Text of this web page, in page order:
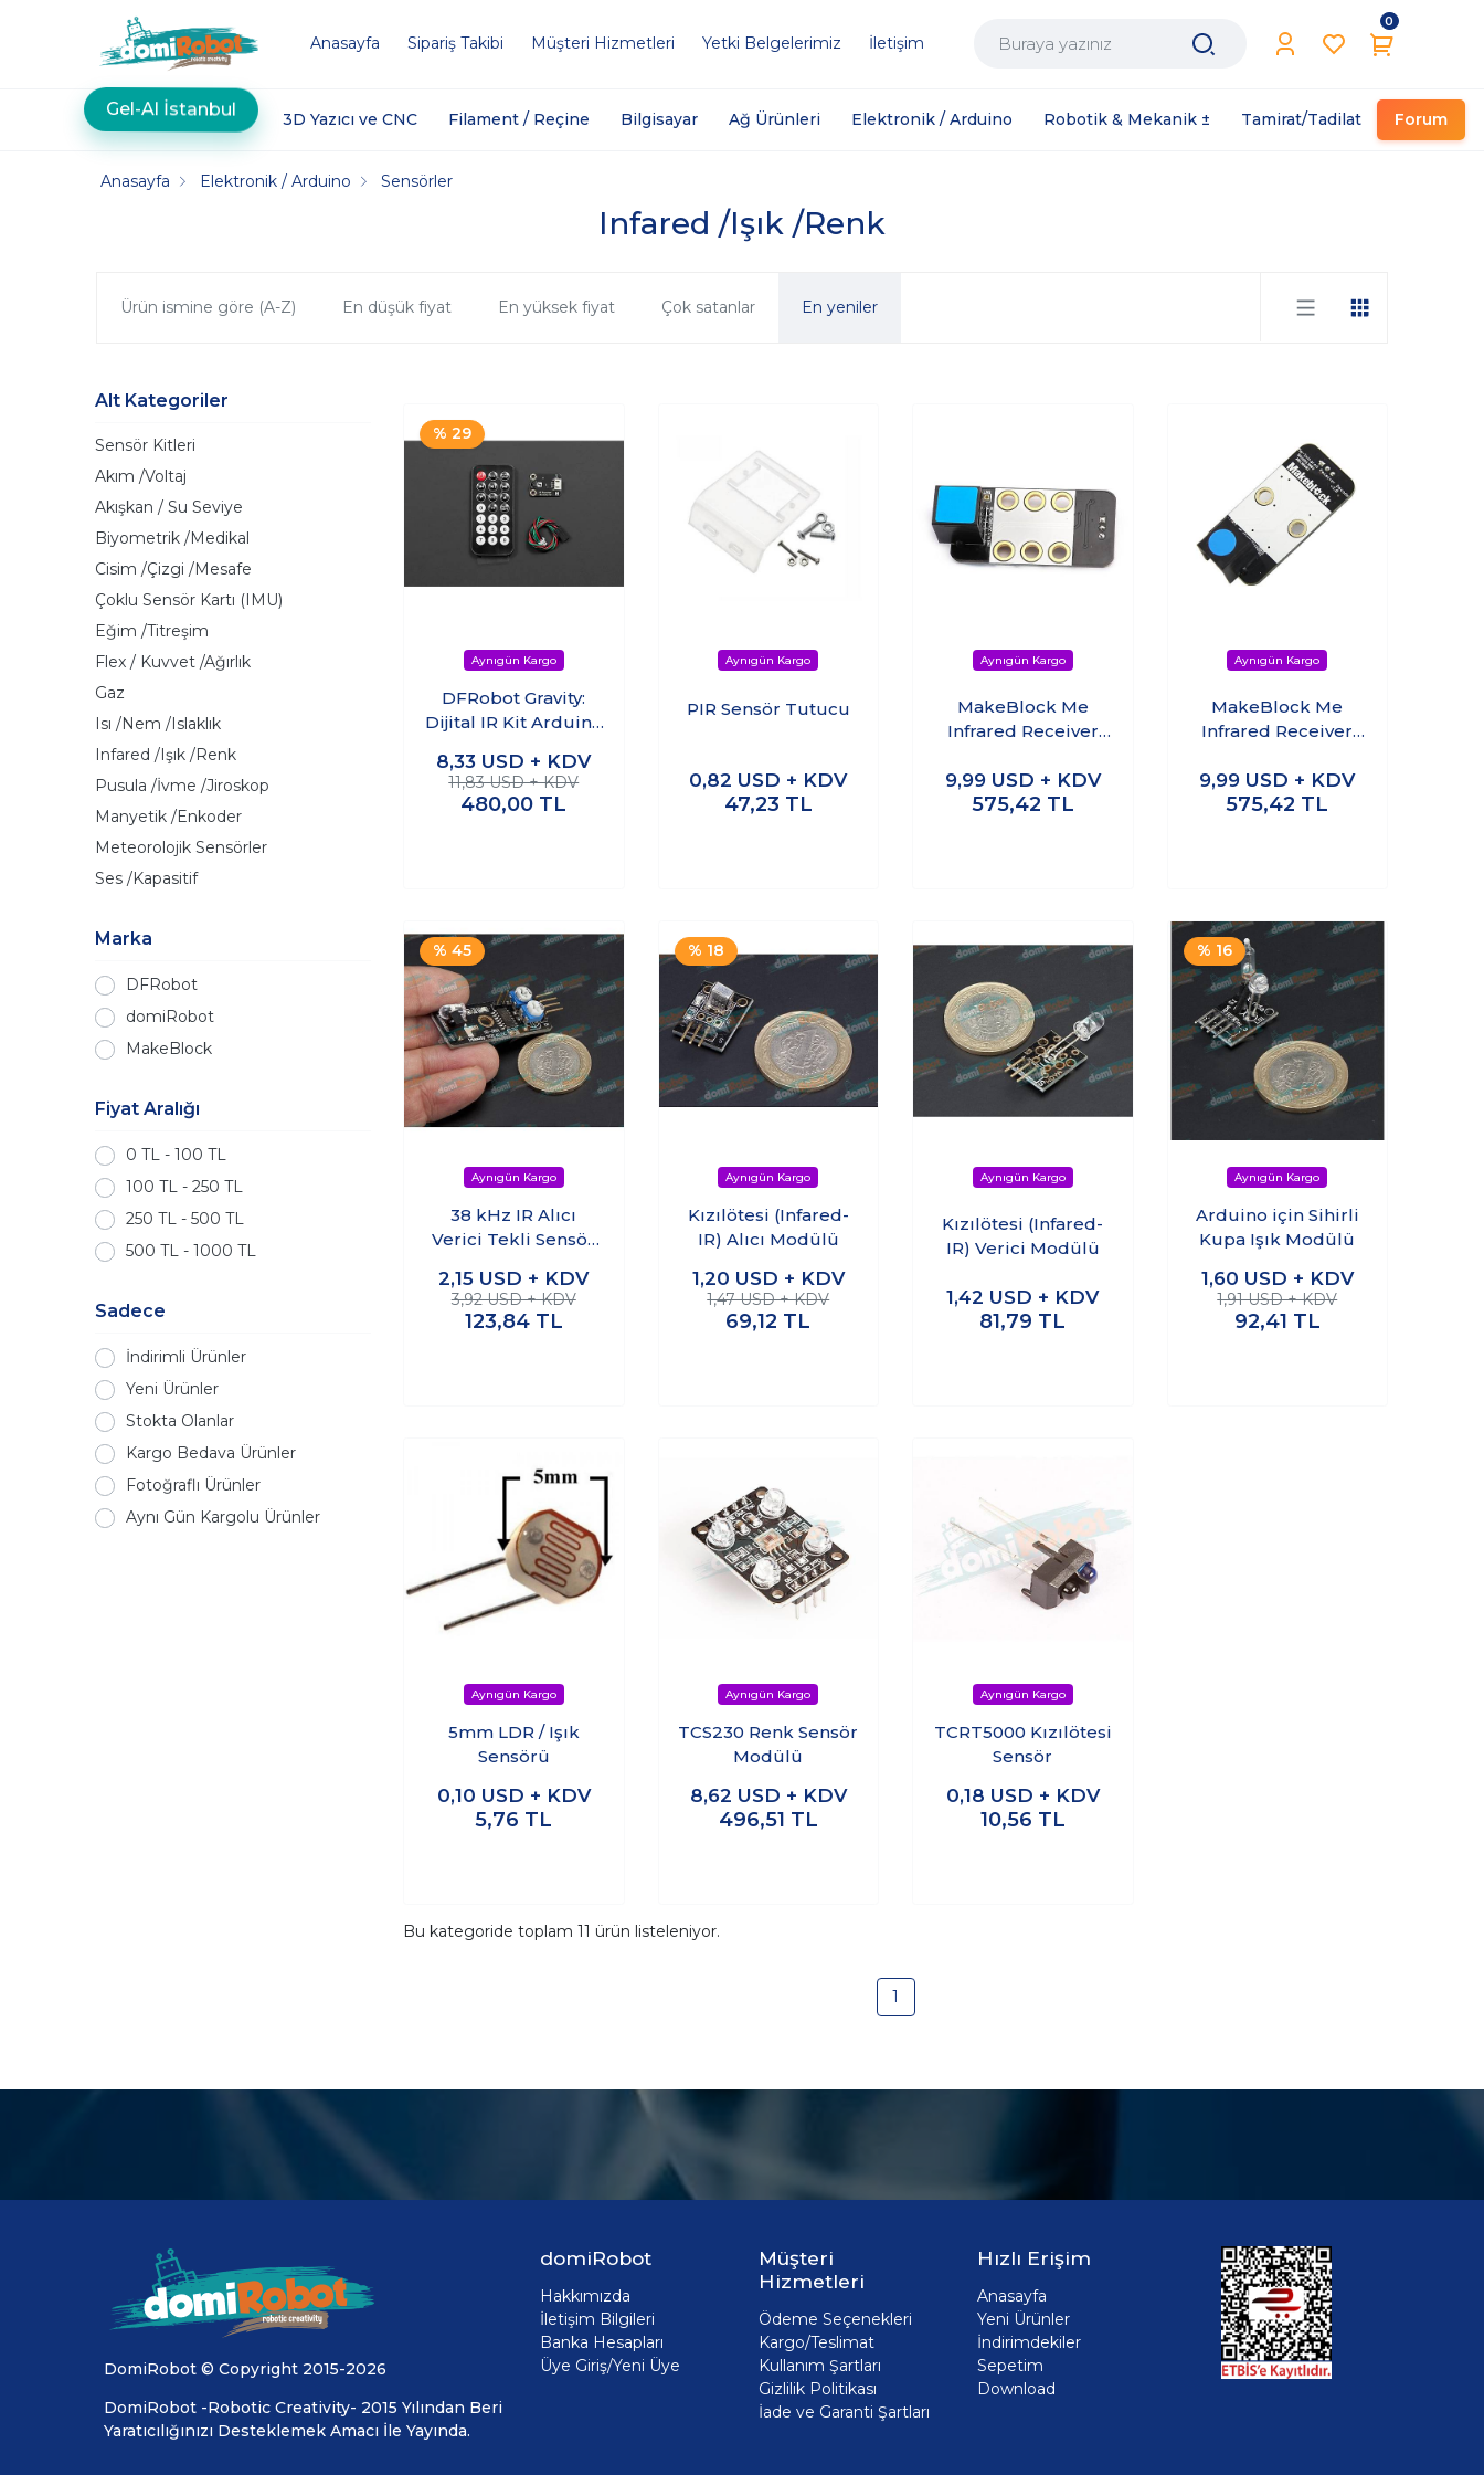
Anasayfa Sipariş Takibi Müşteri Hizmetleri Yetki Belgelerimiz İletişim
0
Gel-Al İstanbul 3D Yazıcı ve CNC Filament / Reçine Bilgisayar Ağ Ürünleri Elektronik / Arduino Robotik & Mekanik ± Tamirat/Tadilat Forum
Infared /Işık /Renk
Anasayfa Elektronik / Arduino Sensörler
Ürün ismine göre (A-Z) En düşük fiyat En yüksek fiyat Çok satanlar En yeniler
Alt Kategoriler
Sensör Kitleri
Akım /Voltaj
Akışkan / Su Seviye
Biyometrik /Medikal
Cisim /Çizgi /Mesafe
Çoklu Sensör Kartı (IMU)
Eğim /Titreşim
Flex / Kuvvet /Ağırlık
Gaz
Isı /Nem /Islaklık
Infared /Işık /Renk
Pusula /İvme /Jiroskop
Manyetik /Enkoder
Meteorolojik Sensörler
Ses /Kapasitif
Marka
DFRobot
domiRobot
MakeBlock
Fiyat Aralığı
0 TL - 100 TL
100 TL - 250 TL
250 TL - 500 TL
500 TL - 1000 TL
Sadece
İndirimli Ürünler
Yeni Ürünler
Stokta Olanlar
Kargo Bedava Ürünler
Fotoğraflı Ürünler
Aynı Gün Kargolu Ürünler
% 29
DFRobot Gravity:
Dijital IR Kit Arduino
Dahil
8,33 USD + KDV
11,83 USD + KDV
480,00 TL
PIR Sensör Tutucu
0,82 USD + KDV
47,23 TL
MakeBlock Me
Infrared Receiver
9,99 USD + KDV
575,42 TL
MakeBlock Me
Infrared Receiver
9,99 USD + KDV
575,42 TL
% 45
38 kHz IR Alıcı
Verici Tekli Sensör
2,15 USD + KDV
3,92 USD + KDV
123,84 TL
% 18
Kızılötesi (Infared-
IR) Alıcı Modülü
1,20 USD + KDV
1,47 USD + KDV
69,12 TL
Kızılötesi (Infared-
IR) Verici Modülü
1,42 USD + KDV
81,79 TL
% 16
Arduino için Sihirli
Kupa Işık Modülü
1,60 USD + KDV
1,91 USD + KDV
92,41 TL
5mm LDR / Işık
Sensörü
0,10 USD + KDV
5,76 TL
TCS230 Renk Sensör
Modülü
8,62 USD + KDV
496,51 TL
TCRT5000 Kızılötesi
Sensör
0,18 USD + KDV
10,56 TL
Bu kategoride toplam 11 ürün listeleniyor.
1
DomiRobot © Copyright 2015-2026
DomiRobot -Robotic Creativity- 2015 Yılından Beri
Yaratıcılığınızı Desteklemek Amacı İle Yayında.
domiRobot
Hakkımızda
İletişim Bilgileri
Banka Hesapları
Üye Giriş/Yeni Üye
Müşteri
Hizmetleri
Ödeme Seçenekleri
Kargo/Teslimat
Kullanım Şartları
Gizlilik Politikası
İade ve Garanti Şartları
Hızlı Erişim
Anasayfa
Yeni Ürünler
İndirimdekiler
Sepetim
Download